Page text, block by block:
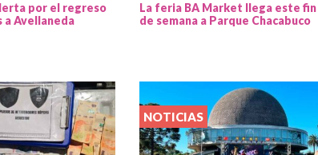
por el regreso
a Avellaneda
La feria BA Market llega este fin
de semana a Parque Chacabuco
NOTICIAS